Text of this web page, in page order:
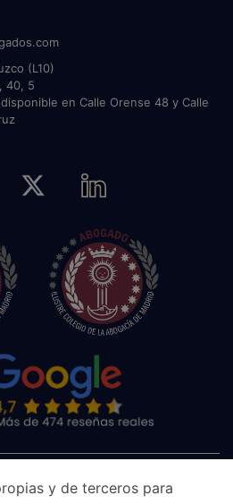
(L10)
40, 5
en Calle Orense 48 y Calle
y de terceros para